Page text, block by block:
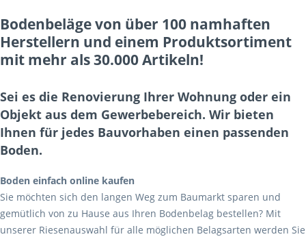
Bodenbeläge von über 100 namhaften
Herstellern und einem Produktsortiment
mit mehr als 30.000 Artikeln!
Sei es die Renovierung Ihrer Wohnung oder ein
Objekt aus dem Gewerbebereich. Wir bieten
Ihnen für jedes Bauvorhaben einen passenden
Boden.
Boden einfach online kaufen
Sie möchten sich den langen Weg zum Baumarkt sparen und
gemütlich von zu Hause aus Ihren Bodenbelag bestellen? Mit
unserer Riesenauswahl für alle möglichen Belagsarten werden Sie